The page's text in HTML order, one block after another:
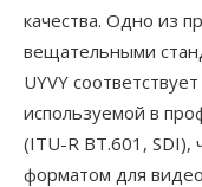
качества. Одно из
вещательными
UYVY
используемой в
(ITU-R BT.601, SDI),
форматом для